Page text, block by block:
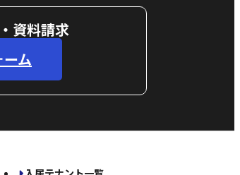
資料請求
ム